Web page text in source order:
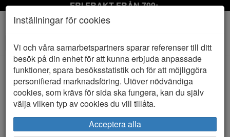
FRI FRAKT FRÅN 799:-
Toggle
navigation
HEM LEAF
Inställningar för cookies
Vi och våra samarbetspartners sparar referenser till ditt
besök på din enhet för att kunna erbjuda anpassade
funktioner, spara besöksstatistik och för att möjliggöra
personifierad marknadsföring. Utöver nödvändiga
cookies, som krävs för sida ska fungera, kan du själv
välja vilken typ av cookies du vill tillåta.
Acceptera alla